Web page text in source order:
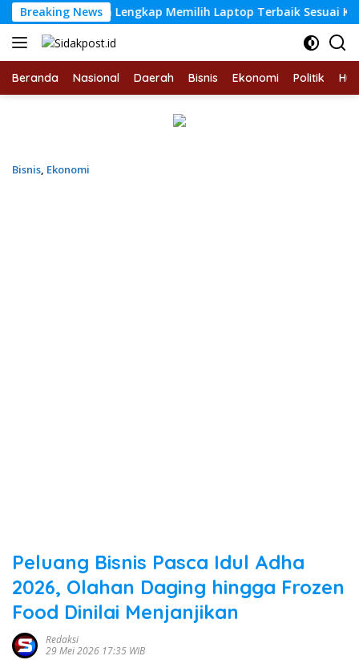
Langsung
ke
konten
Breaking News
Lengkap Memilih Laptop Terbaik Sesuai Kebutuhan
Beranda Nasional Daerah Bisnis Ekonomi Politik
Bisnis, Ekonomi
Peluang Bisnis Pasca Idul Adha
2026, Olahan Daging hingga Frozen
Food Dinilai Menjanjikan
Redaksi
29 Mei 2026 17:35 WIB